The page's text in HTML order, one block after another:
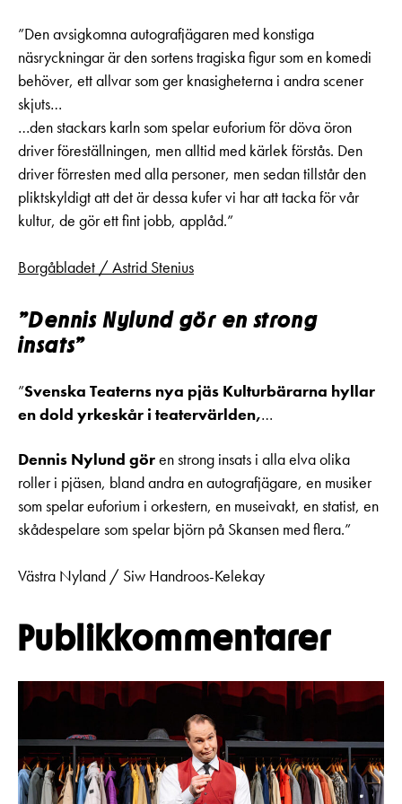
”Den avsigkomna autografjägaren med konstiga
näsryckningar är den sortens tragiska figur som en komedi
behöver, ett allvar som ger knasigheterna i andra scener
skjuts…
…den stackars karln som spelar euforium för döva öron
driver föreställningen, men alltid med kärlek förstås. Den
driver förresten med alla personer, men sedan tillstår den
pliktskyldigt att det är dessa kufer vi har att tacka för vår
kultur, de gör ett fint jobb, applåd.”
Borgåbladet / Astrid Stenius
”Dennis Nylund gör en strong
insats”
”Svenska Teaterns nya pjäs Kulturbärarna hyllar
en dold yrkeskår i teatervärlden,…
Dennis Nylund gören strong insats i alla elva olika
roller i pjäsen, bland andra en autografjägare, en musiker
som spelar euforium i orkestern, en museivakt, en statist, en
skådespelare som spelar björn på Skansen med flera.”
Västra Nyland / Siw Handroos-Kelekay
Publikkommentarer